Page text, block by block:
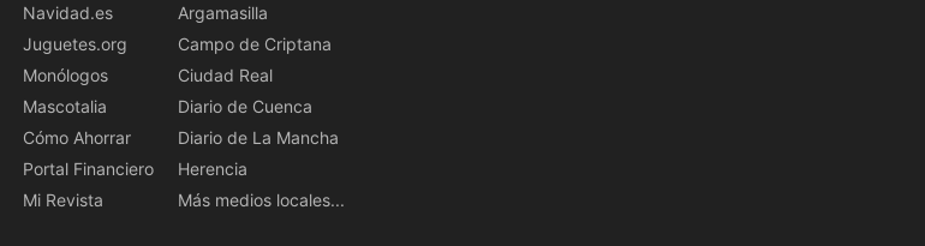
Navidad.es
Juguetes.org
Monólogos
Mascotalia
Cómo Ahorrar
Portal Financiero
Mi Revista
Argamasilla
Campo de Criptana
Ciudad Real
Diario de Cuenca
Diario de La Mancha
Herencia
Más medios locales...